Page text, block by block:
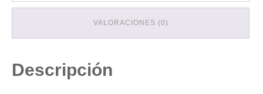
VALORACIONES (0)
Descripción